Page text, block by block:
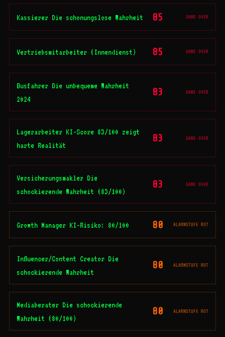
Kassierer Die schonungslose Wahrheit 85 GAME OVER
Vertriebsmitarbeiter (Innendienst) 85 GAME OVER
Busfahrer Die unbequeme Wahrheit
2024
83 GAME OVER
Lagerarbeiter KI-Score 83/100 zeigt
harte Realität
83 GAME OVER
Versicherungsmakler Die
schockierende Wahrheit (83/100)
83 GAME OVER
Growth Manager KI-Risiko: 80/100 80 ALARMSTUFE ROT
Influencer/Content Creator Die
schockierende Wahrheit
80 ALARMSTUFE ROT
Mediaberater Die schockierende
Wahrheit (80/100)
80 ALARMSTUFE ROT